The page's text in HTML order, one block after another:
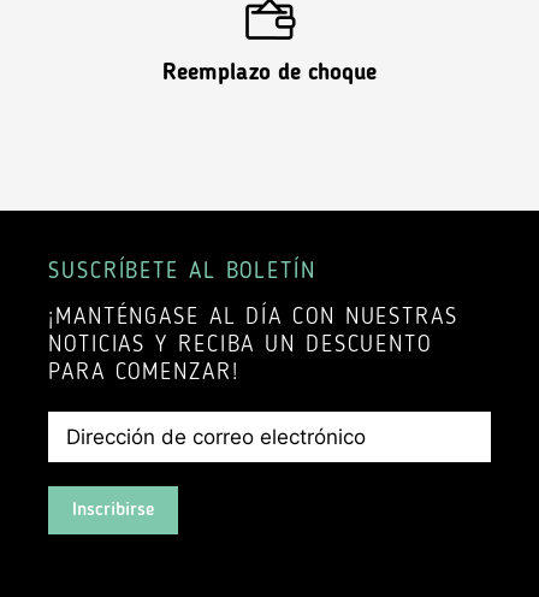
Reemplazo de choque
SUSCRÍBETE AL BOLETÍN
¡MANTÉNGASE AL DÍA CON NUESTRAS
NOTICIAS Y RECIBA UN DESCUENTO
PARA COMENZAR!
Inscribirse